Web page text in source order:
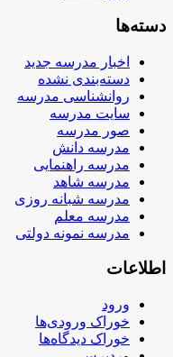
دسته‌ها
اخبار مدرسه جدید
دسته‌بندی نشده
روانشناسی مدرسه
سایت مدرسه
صور مدرسه
مدرسه دانش
مدرسه راهنمایی
مدرسه شاهد
مدرسه شبانه روزی
مدرسه معلم
مدرسه نمونه دولتی
اطلاعات
ورود
خوراک ورودی‌ها
خوراک دیدگاه‌ها